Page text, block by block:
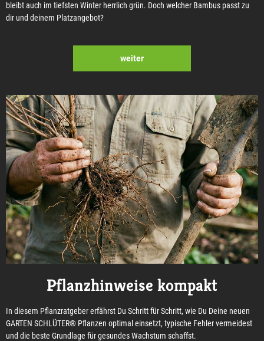
bleibt auch im tiefsten Winter herrlich grün. Doch welcher Bambus passt zu
dir und deinem Platzangebot?
weiter
Pflanzhinweise kompakt
In diesem Pflanzratgeber erfährst Du Schritt für Schritt, wie Du Deine neuen
GARTEN SCHLÜTER® Pflanzen optimal einsetzt, typische Fehler vermeidest
und die beste Grundlage für gesundes Wachstum schaffst.